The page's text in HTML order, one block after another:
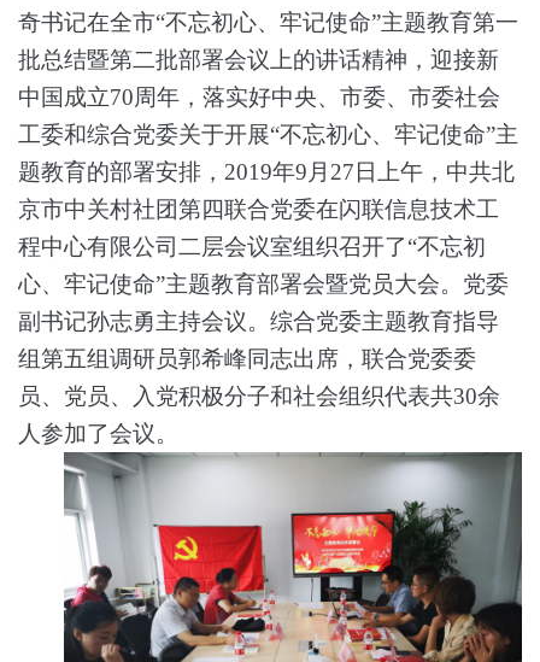
奇书记在全市“不忘初心、牢记使命”主题教育第一
批总结暨第二批部署会议上的讲话精神，迎接新
中国成立70周年，落实好中央、市委、市委社会
工委和综合党委关于开展“不忘初心、牢记使命”主
题教育的部署安排，2019年9月27日上午，中共北
京市中关村社团第四联合党委在闪联信息技术工
程中心有限公司二层会议室组织召开了“不忘初
心、牢记使命”主题教育部署会暨党员大会。党委
副书记孙志勇主持会议。综合党委主题教育指导
组第五组调研员郭希峰同志出席，联合党委委
员、党员、入党积极分子和社会组织代表共30余
人参加了会议。